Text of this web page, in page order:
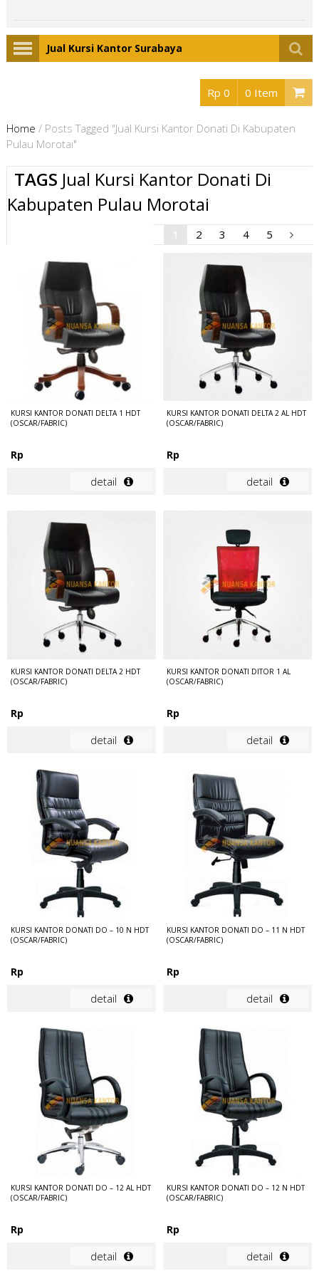
Jual Kursi Kantor Surabaya
Rp 0 0 Item
Home / Posts Tagged "Jual Kursi Kantor Donati Di Kabupaten
Pulau Morotai"
TAGS Jual Kursi Kantor Donati Di
Kabupaten Pulau Morotai
2 3 4 5
KURSI KANTOR DONATI DELTA 1 HDT
(OSCAR/FABRIC)
Rp
detail
KURSI KANTOR DONATI DELTA 2 AL HDT
(OSCAR/FABRIC)
Rp
detail
KURSI KANTOR DONATI DELTA 2 HDT
(OSCAR/FABRIC)
Rp
detail
KURSI KANTOR DONATI DITOR 1 AL
(OSCAR/FABRIC)
Rp
detail
KURSI KANTOR DONATI DO – 10 N HDT
(OSCAR/FABRIC)
Rp
detail
KURSI KANTOR DONATI DO – 11 N HDT
(OSCAR/FABRIC)
Rp
detail
KURSI KANTOR DONATI DO – 12 AL HDT
(OSCAR/FABRIC)
Rp
detail
KURSI KANTOR DONATI DO – 12 N HDT
(OSCAR/FABRIC)
Rp
detail